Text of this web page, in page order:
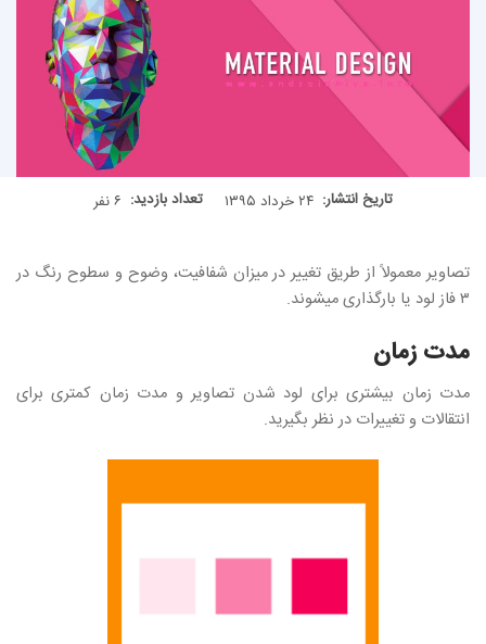
تاریخ انتشار: ۲۴ خرداد ۱۳۹۵ تعداد بازدید: ۶ نفر
تصاویر معمولاً از طریق تغییر در میزان شفافیت، وضوح و سطوح رنگ در
۳ فاز لود یا بارگذاری میشوند.
مدت زمان
مدت زمان بیشتری برای لود شدن تصاویر و مدت زمان کمتری برای
انتقالات و تغییرات در نظر بگیرید.